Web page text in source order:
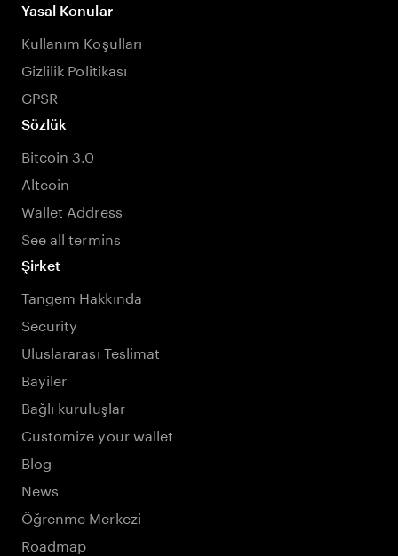
Yasal Konular
Kullanım Koşulları
Gizlilik Politikası
GPSR
Sözlük
Bitcoin 3.0
Altcoin
Wallet Address
See all termins
Şirket
Tangem Hakkında
Security
Uluslararası Teslimat
Bayiler
Bağlı kuruluşlar
Customize your wallet
Blog
News
Öğrenme Merkezi
Roadmap